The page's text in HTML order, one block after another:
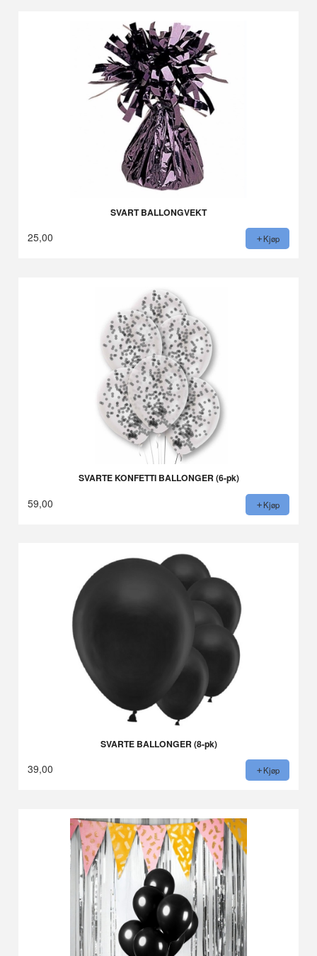
SVART BALLONGVEKT
25,00 Kjøp
SVARTE KONFETTI BALLONGER (6-pk)
59,00 Kjøp
SVARTE BALLONGER (8-pk)
39,00 Kjøp